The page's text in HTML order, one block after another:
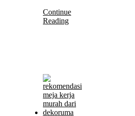
Continue
Reading